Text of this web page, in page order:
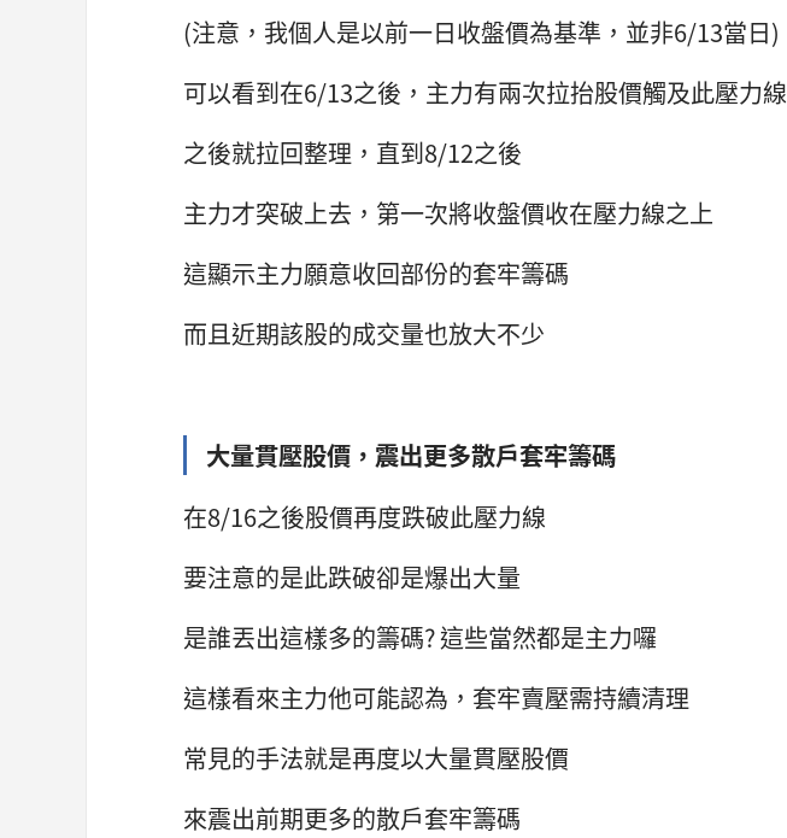
(注意，我個人是以前一日收盤價為基準，並非6/13當日)
可以看到在6/13之後，主力有兩次拉抬股價觸及此壓力線
之後就拉回整理，直到8/12之後
主力才突破上去，第一次將收盤價收在壓力線之上
這顯示主力願意收回部份的套牢籌碼
而且近期該股的成交量也放大不少
大量貫壓股價，震出更多散戶套牢籌碼
在8/16之後股價再度跌破此壓力線
要注意的是此跌破卻是爆出大量
是誰丟出這樣多的籌碼? 這些當然都是主力囉
這樣看來主力他可能認為，套牢賣壓需持續清理
常見的手法就是再度以大量貫壓股價
來震出前期更多的散戶套牢籌碼